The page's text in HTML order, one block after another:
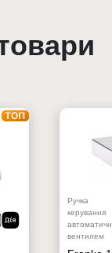
Ручка
керування
вентилем